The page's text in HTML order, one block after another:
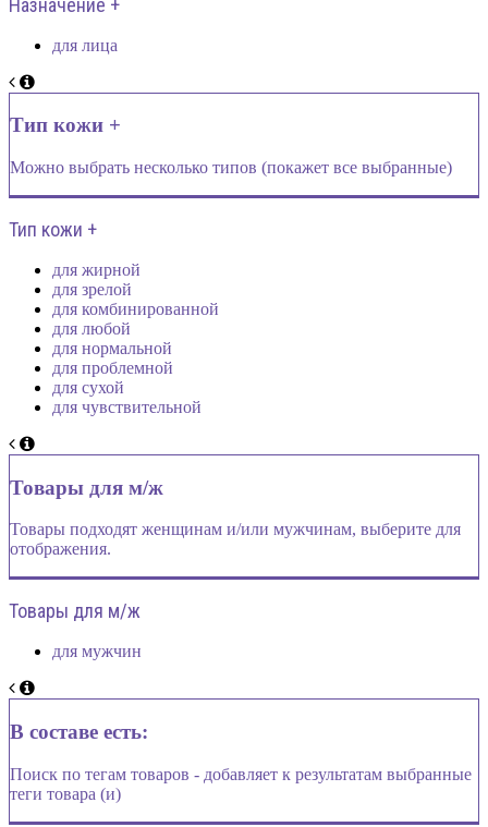
для лица
Тип кожи +
Можно выбрать несколько типов (покажет все выбранные)
Тип кожи +
для жирной
для зрелой
для комбинированной
для любой
для нормальной
для проблемной
для сухой
для чувствительной
Товары для м/ж
Товары подходят женщинам и/или мужчинам, выберите для
отображения.
Товары для м/ж
для мужчин
В составе есть:
Поиск по тегам товаров - добавляет к результатам выбранные
теги товара (и)